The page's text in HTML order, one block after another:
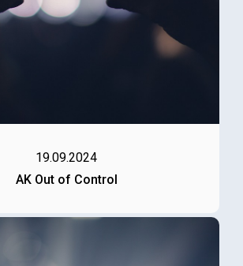
19.09.2024
AK Out of Control